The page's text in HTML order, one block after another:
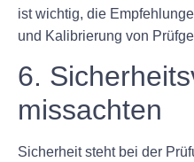
ist wichtig, die
und Kalibrierung von
6.
missachten
Sicherheit steht bei der